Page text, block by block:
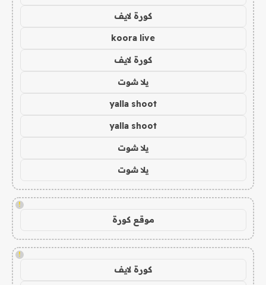
كورة لايف
koora live
كورة لايف
يلا شوت
yalla shoot
yalla shoot
يلا شوت
يلا شوت
!
موقع كورة
!
كورة لايف